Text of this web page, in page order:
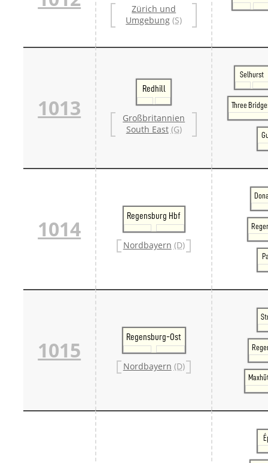
Zürich und
Umgebung (S)
1013
Redhill
Großbritannien
South East (G)
Selhurst
Three
1014
Regensburg Hbf
Nordbayern (D)
1015
Regensburg-Ost
Nordbayern (D)